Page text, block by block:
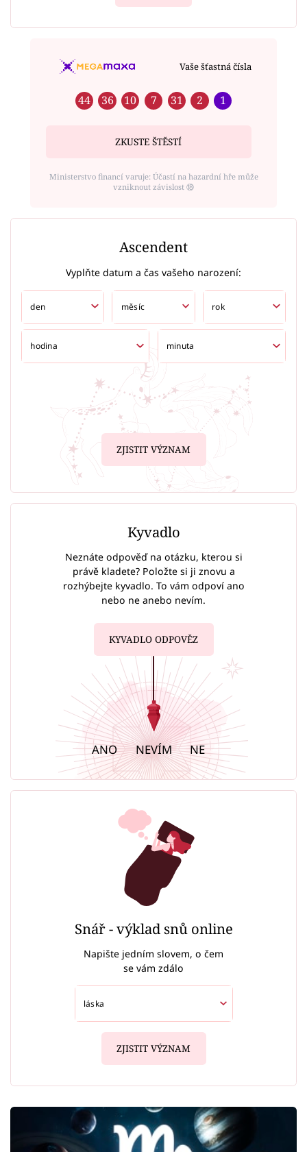
Vaše šťastná čísla
44 36 10 7 31 2 1
ZKUSTE ŠTĚSTÍ
Ministerstvo financí varuje: Účastí na hazardní hře může
vzniknout závislost ⑱
Ascendent
Vyplňte datum a čas vašeho narození:
ZJISTIT VÝZNAM
Kyvadlo
Neznáte odpověď na otázku, kterou si
právě kladete? Položte si ji znovu a
rozhýbejte kyvadlo. To vám odpoví ano
nebo ne anebo nevím.
KYVADLO ODPOVĚZ
ANO NEVÍM NE
Snář - výklad snů online
Napište jedním slovem, o čem
se vám zdálo
ZJISTIT VÝZNAM